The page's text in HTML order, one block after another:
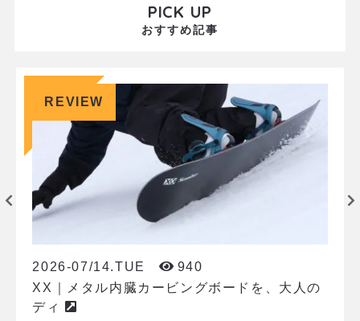
PICK UP
おすすめ記事
REVIEW
2026-07/14.TUE
940
XX｜メタル内臓カービングボードを、大人の
ディ